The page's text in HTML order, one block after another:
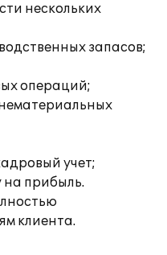
нескольких
запасов;
операций;
учет;
на прибыль.
клиента.